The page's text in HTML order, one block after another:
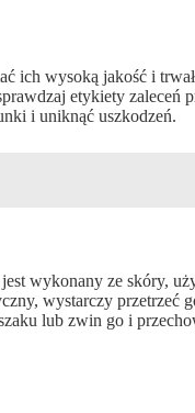
ich wysoką jakość i
etykiety zaleceń
i uniknąć uszkodzeń.
wykonany ze skóry,
wystarczy przetrzeć
lub zwin go i